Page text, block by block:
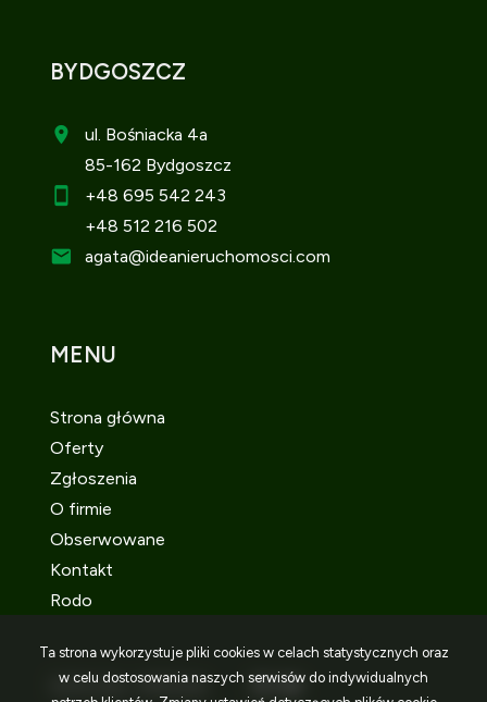
BYDGOSZCZ
ul. Bośniacka 4a
85-162 Bydgoszcz
+48 695 542 243
+48 512 216 502
agata@ideanieruchomosci.com
MENU
Strona główna
Oferty
Zgłoszenia
O firmie
Obserwowane
Kontakt
Rodo
SOCIAL MEDIA Facebook
Facebook
Facebook
Ta strona wykorzystuje pliki cookies w celach statystycznych oraz
w celu dostosowania naszych serwisów do indywidualnych